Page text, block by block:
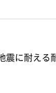
に耐える